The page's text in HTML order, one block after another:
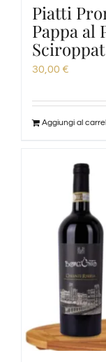
Piatti
Pappa al
30,00 €
Aggiungi al